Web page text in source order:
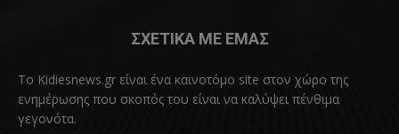
ΣΧΕΤΙΚΑ ΜΕ ΕΜΑΣ
Το Kidiesnews.gr είναι ένα καινοτόμο site στον χώρο της
ενημέρωσης που σκοπός του είναι να καλύψει πένθιμα
γεγονότα.